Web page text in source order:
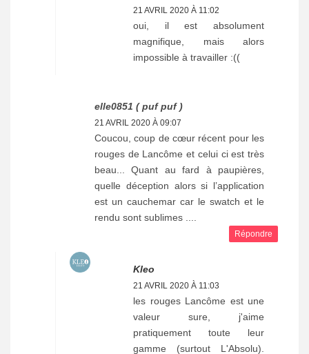
21 AVRIL 2020 À 11:02
oui, il est absolument
magnifique, mais alors
impossible à travailler :((
elle0851 ( puf puf )
21 AVRIL 2020 À 09:07
Coucou, coup de cœur récent pour les
rouges de Lancôme et celui ci est très
beau... Quant au fard à paupières,
quelle déception alors si l’application
est un cauchemar car le swatch et le
rendu sont sublimes ....
Répondre
Kleo
21 AVRIL 2020 À 11:03
les rouges Lancôme est une
valeur sure, j'aime
pratiquement toute leur
gamme (surtout L'Absolu).